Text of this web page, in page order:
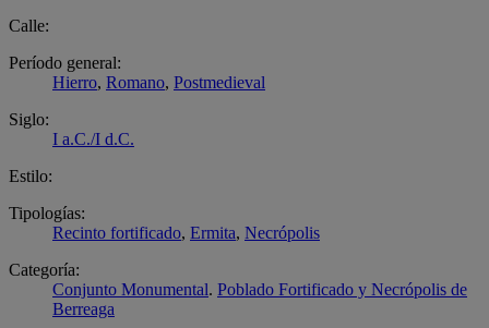
Calle:
Período general:
Hierro, Romano, Postmedieval
Siglo:
I a.C./I d.C.
Estilo:
Tipologías:
Recinto fortificado, Ermita, Necrópolis
Categoría:
Conjunto Monumental. Poblado Fortificado y Necrópolis de
Berreaga